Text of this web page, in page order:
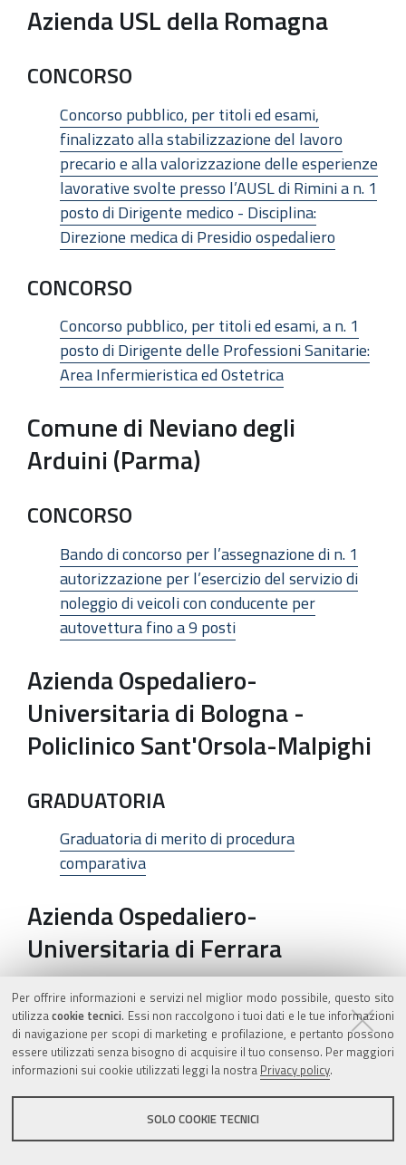
Per offrire informazioni e servizi nel miglior modo possibile, questo sito
utilizzacookie tecnici. Essi non raccolgono i tuoi dati e le tue informazioni
di navigazione per scopi di marketing e profilazione, e pertanto possono
essere utilizzati senza bisogno di acquisire il tuo consenso. Per maggiori
informazioni sui cookie utilizzati leggi la nostra Privacy policy.
SOLO COOKIE TECNICI
Azienda USL della Romagna
CONCORSO
Concorso pubblico, per titoli ed esami,
finalizzato alla stabilizzazione del lavoro
precario e alla valorizzazione delle esperienze
lavorative svolte presso l’AUSL di Rimini a n. 1
posto di Dirigente medico - Disciplina:
Direzione medica di Presidio ospedaliero
CONCORSO
Concorso pubblico, per titoli ed esami, a n. 1
posto di Dirigente delle Professioni Sanitarie:
Area Infermieristica ed Ostetrica
Comune di Neviano degli
Arduini (Parma)
CONCORSO
Bando di concorso per l’assegnazione di n. 1
autorizzazione per l’esercizio del servizio di
noleggio di veicoli con conducente per
autovettura fino a 9 posti
Azienda Ospedaliero-
Universitaria di Bologna -
Policlinico Sant'Orsola-Malpighi
GRADUATORIA
Graduatoria di merito di procedura
comparativa
Azienda Ospedaliero-
Universitaria di Ferrara
GRADUATORIA
Graduatoria pubblico concorso, per titoli ed
esami, a n. 1 posto di Dirigente Medico di
Gastroenterologia
GRADUATORIA